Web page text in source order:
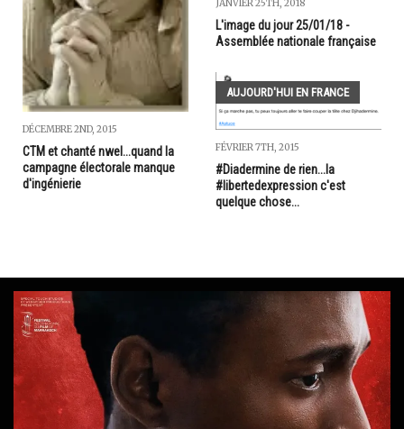
DÉCEMBRE 2ND, 2015
CTM et chanté nwel...quand la
campagne électorale manque
d'ingénierie
JANVIER 25TH, 2018
L'image du jour 25/01/18 -
Assemblée nationale française
AUJOURD'HUI EN FRANCE
FÉVRIER 7TH, 2015
#Diadermine de rien...la
#libertedexpression c'est
quelque chose...